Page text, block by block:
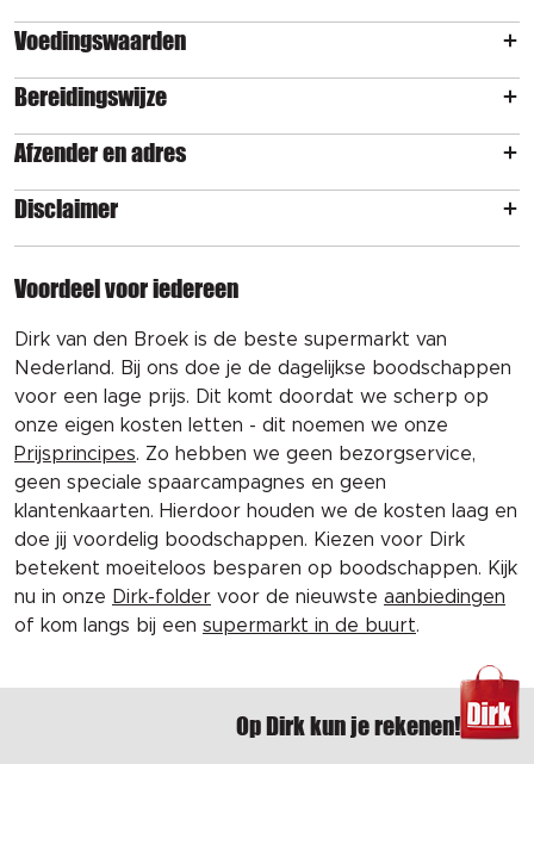
Voedingswaarden
Bereidingswijze
Afzender en adres
Disclaimer
Voordeel voor iedereen
Dirk van den Broek is de beste supermarkt van
Nederland. Bij ons doe je de dagelijkse boodschappen
voor een lage prijs. Dit komt doordat we scherp op
onze eigen kosten letten - dit noemen we onze
Prijsprincipes. Zo hebben we geen bezorgservice,
geen speciale spaarcampagnes en geen
klantenkaarten. Hierdoor houden we de kosten laag en
doe jij voordelig boodschappen. Kiezen voor Dirk
betekent moeiteloos besparen op boodschappen. Kijk
nu in onze Dirk-folder voor de nieuwste aanbiedingen
of kom langs bij een supermarkt in de buurt.
Op Dirk kun je rekenen!